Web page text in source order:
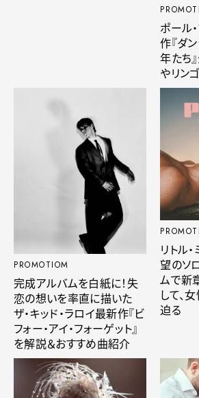
ポール
作『ダ
年たち
やリン
PROMOTIOM
完成アルバムを白紙に！失
恋の想いを率直に描いた
ザ・キッド・ラロイ最新作『ビ
フォー・アイ・フォーゲット』
を解説＆おすすめ曲紹介
リトル
望のソ
ムで新
して、
迫る